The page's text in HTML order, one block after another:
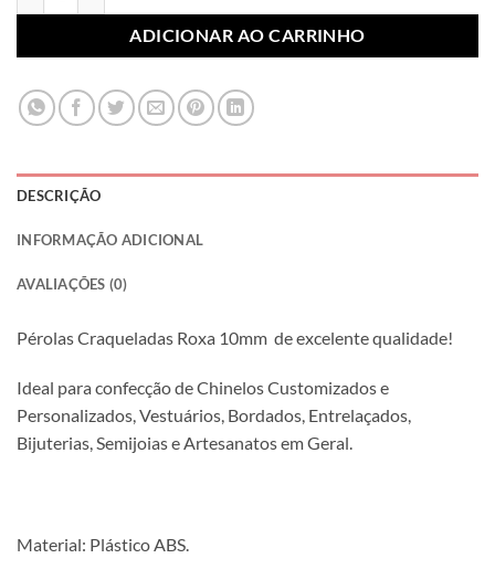
ADICIONAR AO CARRINHO
DESCRIÇÃO
INFORMAÇÃO ADICIONAL
AVALIAÇÕES (0)
Pérolas Craqueladas Roxa 10mm de excelente qualidade!
Ideal para confecção de Chinelos Customizados e
Personalizados, Vestuários, Bordados, Entrelaçados,
Bijuterias, Semijoias e Artesanatos em Geral.
Material: Plástico ABS.